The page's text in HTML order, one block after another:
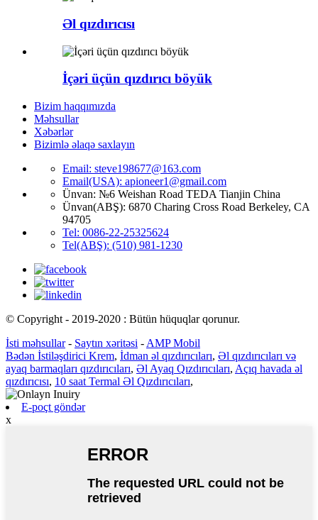
Əl qızdırıcısı
İçəri üçün qızdırıcı böyük
Bizim haqqımızda
Məhsullar
Xəbərlər
Bizimlə əlaqə saxlayın
Email: steve198677@163.com
Email(USA): apioneer1@gmail.com
Ünvan: №6 Weishan Road TEDA Tianjin China
Ünvan(ABŞ): 6870 Charing Cross Road Berkeley, CA
94705
Tel: 0086-22-25325624
Tel(ABŞ): (510) 981-1230
© Copyright - 2019-2020 : Bütün hüquqlar qorunur.
İsti məhsullar- Saytın xəritəsi - AMP Mobil
Bədən İstiləşdirici Krem, İdman əl qızdırıcıları, Əl qızdırıcıları və
ayaq barmaqları qızdırıcıları, Əl Ayaq Qızdırıcıları, Açıq havada əl
qızdırıcısı, 10 saat Termal Əl Qızdırıcıları,
E-poçt göndər
x